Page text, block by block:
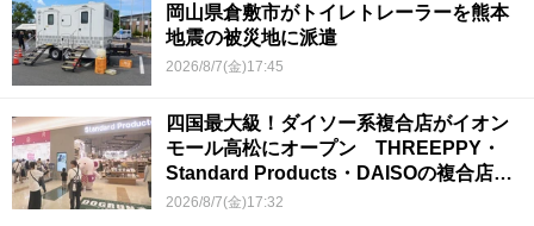
岡山県倉敷市がトイレトレーラーを熊本
地震の被災地に派遣
2026/8/7(金)17:45
四国最大級！ダイソー系複合店がイオン
モール高松にオープン THREEPPY・
Standard Products・DAISOの複合店は
香川県初
2026/8/7(金)17:32